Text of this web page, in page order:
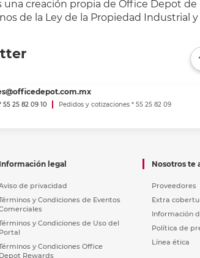
creación propia de Office Depot de
de la Ley de la Propiedad Industrial
55 25 82 09 10
Pedidos y cotizaciones * 55 25 82 09
Información legal
de privacidad
y Condiciones de Eventos
y Condiciones de Uso del
Portal
y Condiciones Office
Depot Rewards
Nosotros te
Proveedores
Extra
Información
Política de
Línea ética